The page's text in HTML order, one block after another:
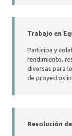
Trabajo en
Participa y
rendimiento,
diversas para
de proyectos
Resolución